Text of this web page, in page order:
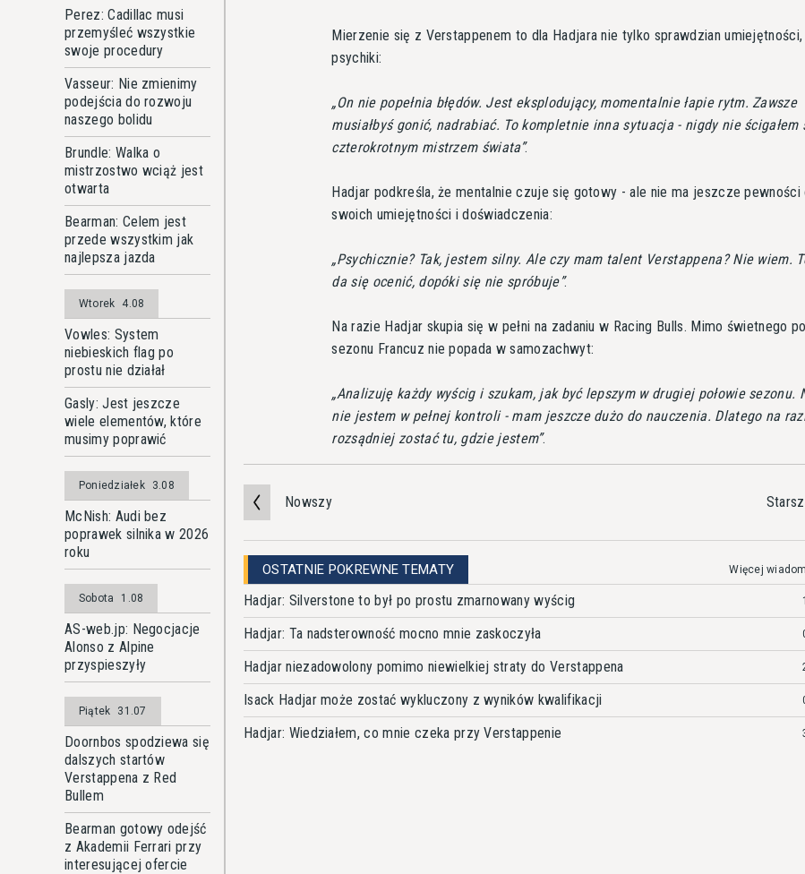
Perez: Cadillac musi
przemyśleć wszystkie
swoje procedury
Vasseur: Nie zmienimy
podejścia do rozwoju
naszego bolidu
Brundle: Walka o
mistrzostwo wciąż jest
otwarta
Bearman: Celem jest
przede wszystkim jak
najlepsza jazda
Wtorek 4.08
Vowles: System
niebieskich flag po
prostu nie działał
Gasly: Jest jeszcze
wiele elementów, które
musimy poprawić
Poniedziałek 3.08
McNish: Audi bez
poprawek silnika w 2026
roku
Sobota 1.08
AS-web.jp: Negocjacje
Alonso z Alpine
przyspieszyły
Piątek 31.07
Doornbos spodziewa się
dalszych startów
Verstappena z Red
Bullem
Bearman gotowy odejść
z Akademii Ferrari przy
interesującej ofercie
Mierzenie się z Verstappenem to dla Hadjara nie tylko sprawdzian umiejętności,
psychiki:
On nie popełnia błędów. Jest eksplodujący, momentalnie łapie rytm. Zawsze
musiałbyś gonić, nadrabiać. To kompletnie inna sytuacja - nigdy nie ścigałem
czterokrotnym mistrzem świata .
Hadjar podkreśla, że mentalnie czuje się gotowy - ale nie ma jeszcze pewności
swoich umiejętności i doświadczenia:
Psychicznie? Tak, jestem silny. Ale czy mam talent Verstappena? Nie wiem.
da się ocenić, dopóki się nie spróbuje .
Na razie Hadjar skupia się w pełni na zadaniu w Racing Bulls. Mimo świetnego
sezonu Francuz nie popada w samozachwyt:
Analizuję każdy wyścig i szukam, jak być lepszym w drugiej połowie sezonu.
nie jestem w pełnej kontroli - mam jeszcze dużo do nauczenia. Dlatego na
rozsądniej zostać tu, gdzie jestem .
Nowszy
OSTATNIE POKREWNE TEMATY Więcej
Hadjar: Silverstone to był po prostu zmarnowany wyścig
Hadjar: Ta nadsterowność mocno mnie zaskoczyła
Hadjar niezadowolony pomimo niewielkiej straty do Verstappena
Isack Hadjar może zostać wykluczony z wyników kwalifikacji
Hadjar: Wiedziałem, co mnie czeka przy Verstappenie